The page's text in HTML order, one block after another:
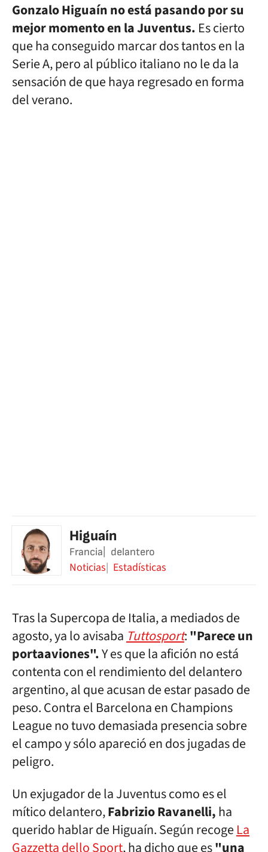
Gonzalo Higuaín no está pasando por su
mejor momento en la Juventus. Es cierto
que ha conseguido marcar dos tantos en la
Serie A, pero al público italiano no le da la
sensación de que haya regresado en forma
del verano.
Higuaín
Francia delantero
Noticias Estadísticas
Tras la Supercopa de Italia, a mediados de
agosto, ya lo avisaba Tuttosport:"Parece un
portaaviones".Y es que la afición no está
contenta con el rendimiento del delantero
argentino, al que acusan de estar pasado de
peso. Contra el Barcelona en Champions
League no tuvo demasiada presencia sobre
el campo y sólo apareció en dos jugadas de
peligro.
Un exjugador de la Juventus como es el
mítico delantero,Fabrizio Ravanelli,ha
querido hablar de Higuaín. Según recoge La
Gazzetta dello Sport, ha dicho que es"una